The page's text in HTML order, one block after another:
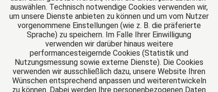
Elternteils ist, welches ermittelt werden muss. Der
Kindesunterhalt bestimmt sich dann nach der
Düsseldorfer Tabelle.
sie während der Ehe erwirtschaften, bleibt
Alleineigentum des Ehegatten. Erst bei der
Beendigung des Güterstandes findet durch die
Gegenüberstellung des Vermögens bei
Eheschließung (Anfangsvermögen) und am Tag der
Beendigung des Güterstandes durch Ehescheidung,
Ehevertrag oder Tod (Endvermögen) ein
Zugewinnausgleich statt.
gemeinsame Kind sind daher von den Eltern
weiterhin gemeinsam zu treffen.
telefonische Kontakte.
M|K|D Rechtsanwälte Maier Kiesel Drabe
Halle/Saale
Friedenstr. 29
06114 Halle/Saale
Deutschland
Tel: +49 345 521400
Fax: +49 345 5214027
auswählen. Technisch notwendige Cookies verwenden wir,
um unsere Dienste anbieten zu können und um vom Nutzer
vorgenommene Einstellungen (wie z. B. die präferierte
Sprache) zu speichern. Im Falle Ihrer Einwilligung
verwenden wir darüber hinaus weitere
performancesteigernde Cookies (Statistik und
Nutzungsmessung sowie externe Dienste). Die Cookies
verwenden wir ausschließlich dazu, unsere Website Ihren
Wünschen entsprechend anpassen und weiterentwickeln
zu können. Dabei werden Ihre personenbezogenen Daten